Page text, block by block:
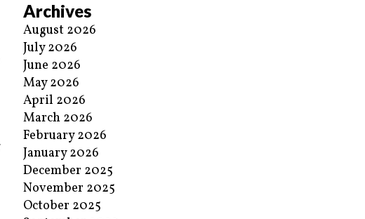
Archives
August 2026
July 2026
June 2026
May 2026
April 2026
March 2026
February 2026
January 2026
December 2025
November 2025
October 2025